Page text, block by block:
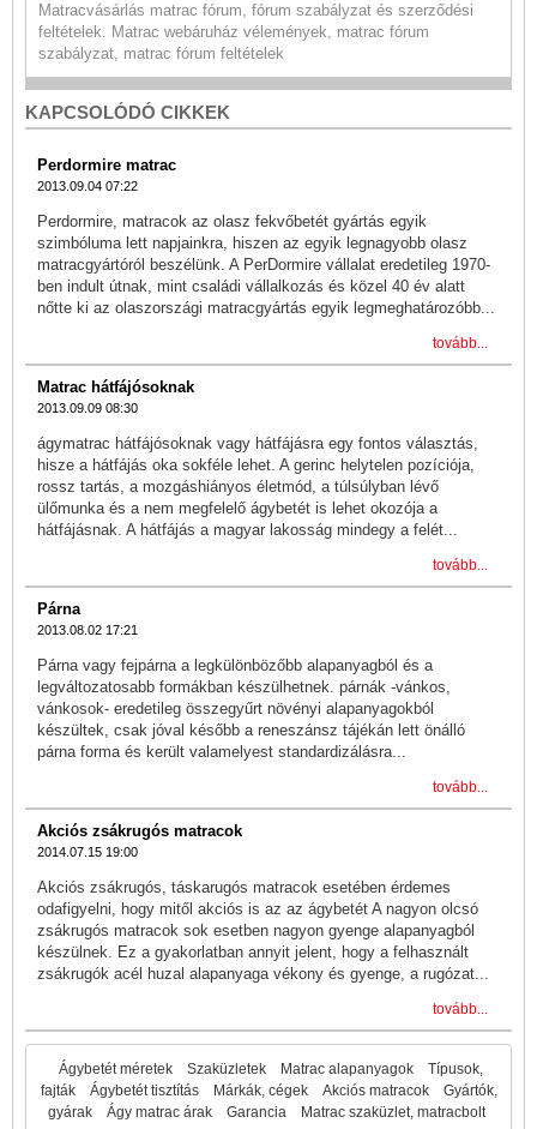
Matracvásárlás matrac fórum, fórum szabályzat és szerződési
feltételek. Matrac webáruház vélemények, matrac fórum
szabályzat, matrac fórum feltételek
KAPCSOLÓDÓ CIKKEK
Perdormire matrac
2013.09.04 07:22
Perdormire, matracok az olasz fekvőbetét gyártás egyik
szimbóluma lett napjainkra, hiszen az egyik legnagyobb olasz
matracgyártóról beszélünk. A PerDormire vállalat eredetileg 1970-
ben indult útnak, mint családi vállalkozás és közel 40 év alatt
nőtte ki az olaszországi matracgyártás egyik legmeghatározóbb...
tovább...
Matrac hátfájósoknak
2013.09.09 08:30
ágymatrac hátfájósoknak vagy hátfájásra egy fontos választás,
hisze a hátfájás oka sokféle lehet. A gerinc helytelen pozíciója,
rossz tartás, a mozgáshiányos életmód, a túlsúlyban lévő
ülőmunka és a nem megfelelő ágybetét is lehet okozója a
hátfájásnak. A hátfájás a magyar lakosság mindegy a felét...
tovább...
Párna
2013.08.02 17:21
Párna vagy fejpárna a legkülönbözőbb alapanyagból és a
legváltozatosabb formákban készülhetnek. párnák -vánkos,
vánkosok- eredetileg összegyűrt növényi alapanyagokból
készültek, csak jóval később a reneszánsz tájékán lett önálló
párna forma és került valamelyest standardizálásra...
tovább...
Akciós zsákrugós matracok
2014.07.15 19:00
Akciós zsákrugós, táskarugós matracok esetében érdemes
odafigyelni, hogy mitől akciós is az az ágybetét A nagyon olcsó
zsákrugós matracok sok esetben nagyon gyenge alapanyagból
készülnek. Ez a gyakorlatban annyit jelent, hogy a felhasznált
zsákrugók acél huzal alapanyaga vékony és gyenge, a rugózat...
tovább...
Ágybetét méretek Szaküzletek Matrac alapanyagok
Típusok,
fajták
Ágybetét tisztítás Márkák, cégek Akciós matracok
Gyártók,
gyárak
Ágy matrac árak Garancia Matrac szaküzlet, matracbolt